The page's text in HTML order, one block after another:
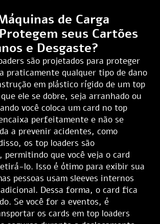
de Carga
seus Cartões
e Desgaste?
são projetados para proteger
praticamente qualquer tipo de dano
em plástico rígido de um top
ele se dobre, seja arranhado ou
você coloca um card no top
perfeitamente e não se
a prevenir acidentes, como
os top loaders são
que você veja o card
lo. Isso é ótimo para exibir sua
pessoas usam sleeves internos
Dessa forma, o card fica
Se você for a eventos, é
os cards em top loaders